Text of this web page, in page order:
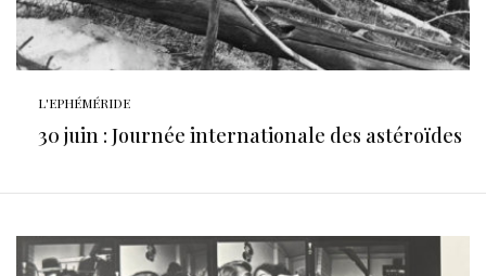
L'EPHÉMÉRIDE
30 juin : Journée internationale des astéroïdes